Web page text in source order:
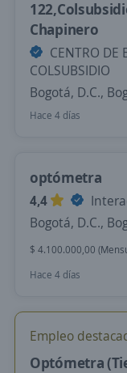
Chapinero
CENTRO DE
COLSUBSIDIO
Bogotá, D.C.,
Hace 4 días
optómetra
4,4
Bogotá, D.C.,
$ 4.100.000,00
Hace 4 días
Empleo
Optómetra